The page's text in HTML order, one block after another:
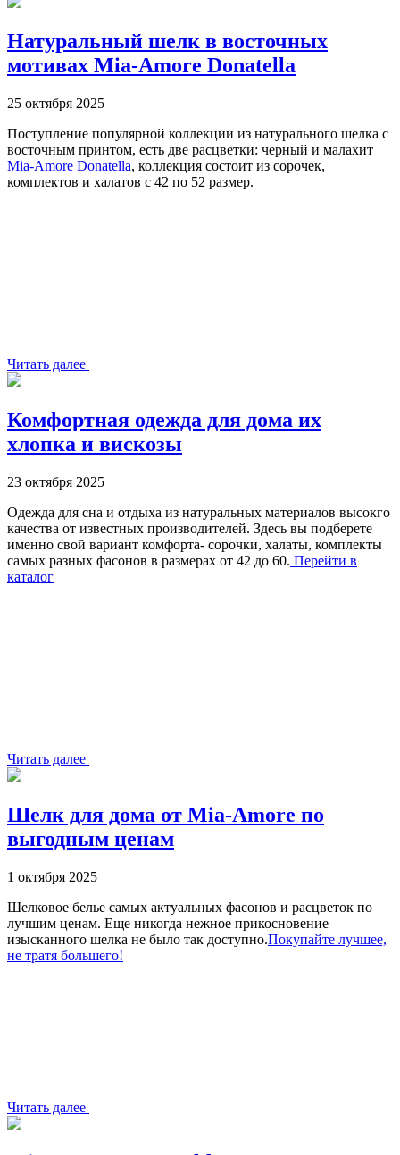
Натуральный шелк в восточных
мотивах Mia-Amore Donatella
25 октября 2025
Поступление популярной коллекции из натурального шелка с
восточным принтом, есть две расцветки: черный и малахит
Mia-Amore Donatella, коллекция состоит из сорочек,
комплектов и халатов c 42 по 52 размер.
Читать далее
Комфортная одежда для дома их
хлопка и вискозы
23 октября 2025
Одежда для сна и отдыха из натуральных материалов высокго
качества от известных производителей. Здесь вы подберете
именно свой вариант комфорта- сорочки, халаты, комплекты
самых разных фасонов в размерах от 42 до 60. Перейти в
каталог
Читать далее
Шелк для дома от Mia-Amore по
выгодным ценам
1 октября 2025
Шелковое белье самых актуальных фасонов и расцветок по
лучшим ценам. Еще никогда нежное прикосновение
изысканного шелка не было так доступно.Покупайте лучшее,
не тратя большего!
Читать далее